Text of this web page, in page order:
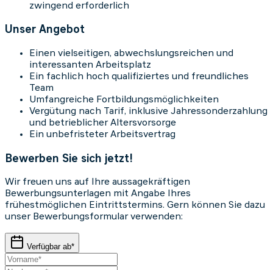
zwingend erforderlich
Unser Angebot
Einen vielseitigen, abwechslungsreichen und
interessanten Arbeitsplatz
Ein fachlich hoch qualifiziertes und freundliches
Team
Umfangreiche Fortbildungsmöglichkeiten
Vergütung nach Tarif, inklusive Jahressonderzahlung
und betrieblicher Altersvorsorge
Ein unbefristeter Arbeitsvertrag
Bewerben Sie sich jetzt!
Wir freuen uns auf Ihre aussagekräftigen
Bewerbungsunterlagen mit Angabe Ihres
frühestmöglichen Eintrittstermins. Gern können Sie dazu
unser Bewerbungsformular verwenden:
Verfügbar ab*